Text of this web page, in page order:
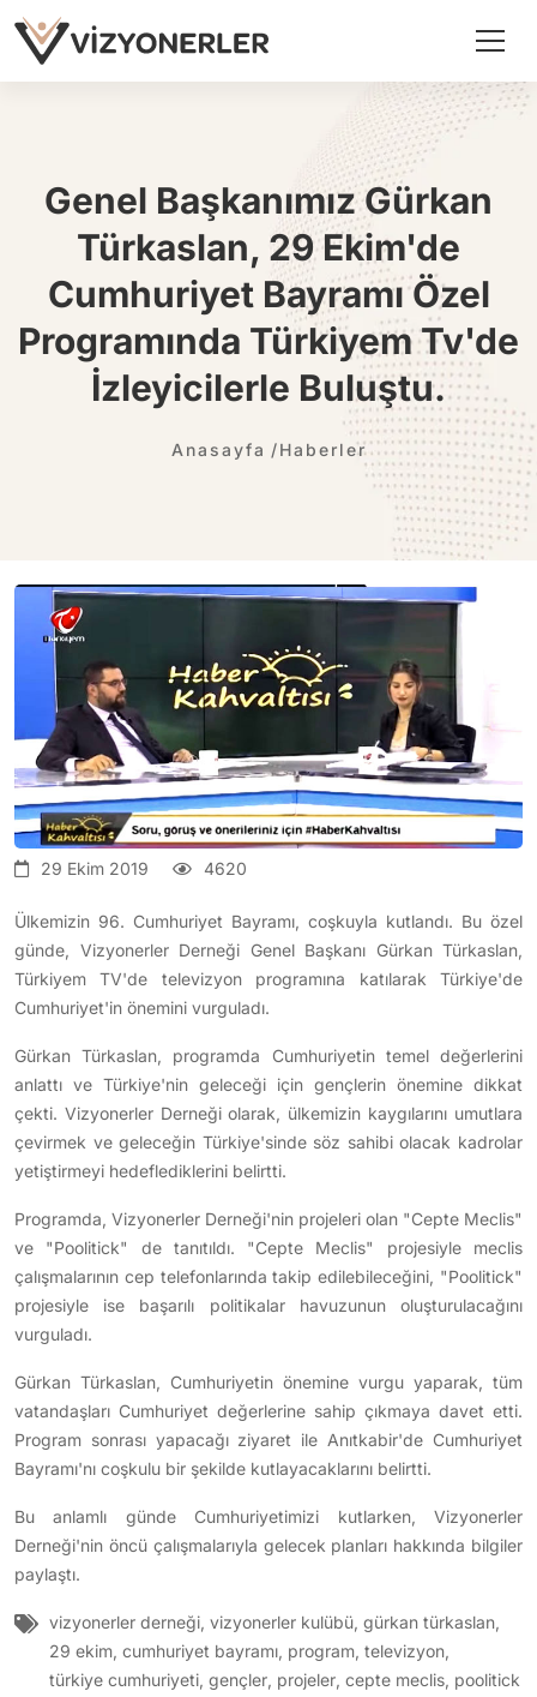
Genel Başkanımız Gürkan
Türkaslan, 29 Ekim'de
Cumhuriyet Bayramı Özel
Programında Türkiyem Tv'de
İzleyicilerle Buluştu.
Anasayfa Haberler
29 Ekim 2019 4620
Ülkemizin 96. Cumhuriyet Bayramı, coşkuyla kutlandı. Bu özel
günde, Vizyonerler Derneği Genel Başkanı Gürkan Türkaslan,
Türkiyem TV'de televizyon programına katılarak Türkiye'de
Cumhuriyet'in önemini vurguladı.
Gürkan Türkaslan, programda Cumhuriyetin temel değerlerini
anlattı ve Türkiye'nin geleceği için gençlerin önemine dikkat
çekti. Vizyonerler Derneği olarak, ülkemizin kaygılarını umutlara
çevirmek ve geleceğin Türkiye'sinde söz sahibi olacak kadrolar
yetiştirmeyi hedeflediklerini belirtti.
Programda, Vizyonerler Derneği'nin projeleri olan "Cepte Meclis"
ve "Poolitick" de tanıtıldı. "Cepte Meclis" projesiyle meclis
çalışmalarının cep telefonlarında takip edilebileceğini, "Poolitick"
projesiyle ise başarılı politikalar havuzunun oluşturulacağını
vurguladı.
Gürkan Türkaslan, Cumhuriyetin önemine vurgu yaparak, tüm
vatandaşları Cumhuriyet değerlerine sahip çıkmaya davet etti.
Program sonrası yapacağı ziyaret ile Anıtkabir'de Cumhuriyet
Bayramı'nı coşkulu bir şekilde kutlayacaklarını belirtti.
Bu anlamlı günde Cumhuriyetimizi kutlarken, Vizyonerler
Derneği'nin öncü çalışmalarıyla gelecek planları hakkında bilgiler
paylaştı.
vizyonerler derneği, vizyonerler kulübü, gürkan türkaslan,
29 ekim, cumhuriyet bayramı, program, televizyon,
türkiye cumhuriyeti, gençler, projeler, cepte meclis, poolitick